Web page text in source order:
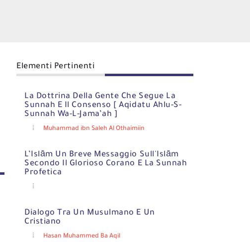
Elementi Pertinenti
La Dottrina Della Gente Che Segue La
Sunnah E Il Consenso [ Aqidatu Ahlu-S-
Sunnah Wa-L-Jama’ah ]
Muhammad ibn Saleh Al Othaimiin
L’Islām Un Breve Messaggio Sull'Islām
Secondo Il Glorioso Corano E La Sunnah
Profetica
Dialogo Tra Un Musulmano E Un
Cristiano
Hasan Muhammed Ba Aqil